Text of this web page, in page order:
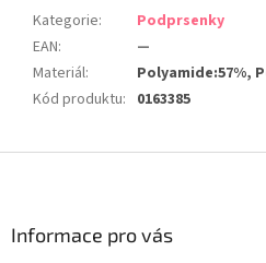
Kategorie:
Podprsenky
EAN:
—
Materiál:
Polyamide:57%,
Kód produktu: 0163385
Informace pro vás